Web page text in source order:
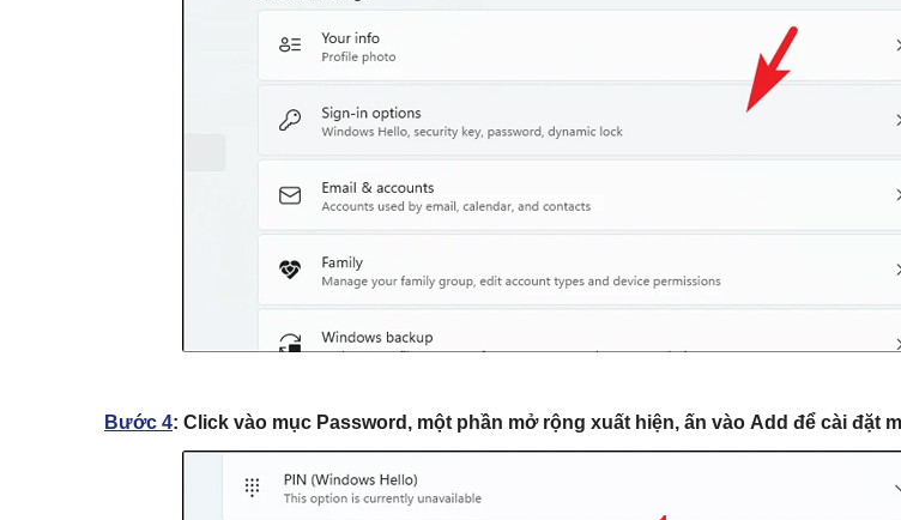
Bước 4: Click vào mục Password , một phần mở rộng xuất hiện, ấn vào Add để cài đặt